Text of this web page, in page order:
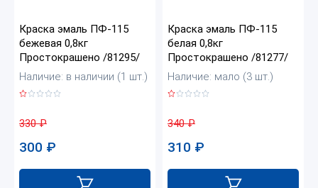
Краска эмаль ПФ-115
бежевая 0,8кг
Простокрашено /81295/
Наличие: в наличии (1 шт.)
330₽
300 ₽
Краска эмаль ПФ-115
белая 0,8кг
Простокрашено /81277/
Наличие: мало (3 шт.)
340₽
310 ₽